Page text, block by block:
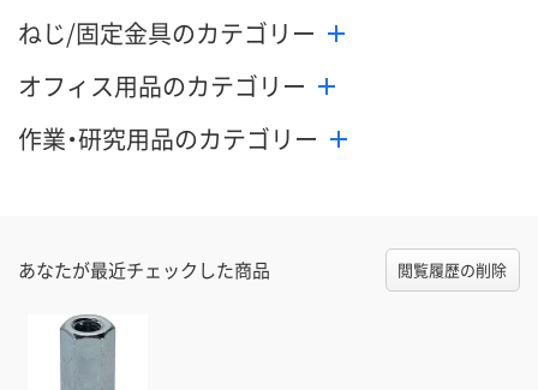
カゴへ カゴへ
ねじ/固定金具のカテゴリー
オフィス用品のカテゴリー
作業・研究用品のカテゴリー
あなたが最近チェックした商品 閲覧履歴の削除